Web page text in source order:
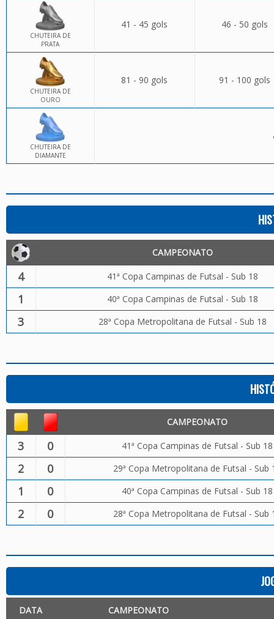
CHUTEIRA DE
PRATA
41 - 45 gols 46 - 50 gols
CHUTEIRA DE
OURO
81 - 90 gols 91 - 100 gols
CHUTEIRA DE
DIAMANTE
CAMPEONATO
4 41ª Copa Campinas de Futsal - Sub 18
1 40ª Copa Campinas de Futsal - Sub 18
3 28ª Copa Metropolitana de Futsal - Sub 18
CAMPEONATO
3 0 41ª Copa Campinas de Futsal - Sub 18
2 0 29ª Copa Metropolitana de Futsal - Sub
1 0 40ª Copa Campinas de Futsal - Sub 18
2 0 28ª Copa Metropolitana de Futsal - Sub
DATA CAMPEONATO